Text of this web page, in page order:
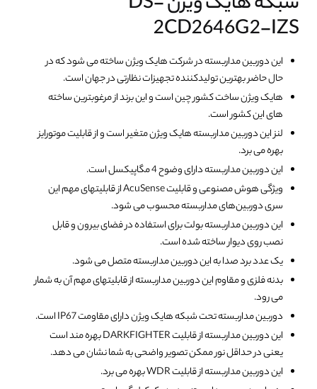
2CD2646G2-IZS
این دوربین مداربسته در شرکت هایک ویژن ساخته می شود که در
حال حاضر بهترین تولیدکننده تجهیزات نظارتی در جهان است.
هایک ویژن ساخت کشور چین است و این برند از مرغوبترین ساخته
های این کشور است.
لنز این دوربین مداربسته هایک ویژن متغیر است و از قابلیت موتورایز
بهره می برد.
این دوربین مداربسته دارای وضوح 4 مگاپیکسل است.
ویژگی هوش مصنوعی و قابلیت AcuSense از قابلیتهای مهم این
سری دوربین‌های مداربسته محسوب می شود.
این دوربین مداربسته بولت برای استفاده در فضای بیرون و قابل
نصب روی دیوار ساخته شده است.
یک عدد برد صدا به این دوربین مداربسته متصل می شود.
بدنه فلزی و مقاوم این دوربین مداربسته از قابلیتهای مهم آن به شمار
می رود.
دوربین مداربسته تحت شبکه هایک ویژن دارای مقاومت IP67 است.
این دوربین مداربسته از قابلیت DARKFIGHTER بهره مند است
یعنی در حداقل نور ممکن تصویر واضحی به شما نشان می دهد.
این دوربین مداربسته از قابلیت WDR بهره می برد.